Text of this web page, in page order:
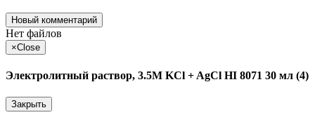
Новый комментарий
Нет файлов
×Close
Электролитный раствор, 3.5M KCl + AgCl HI 8071 30 мл (4)
Закрыть